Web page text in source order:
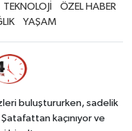
TEKNOLOJİ
ÖZEL HABER
YAŞAM
buluştururken, sadelik
kaçınıyor ve